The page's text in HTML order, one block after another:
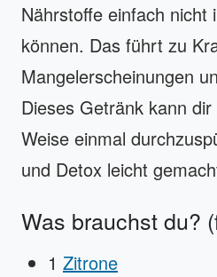
Nährstoffe einfach nicht
können. Das führt zu
Mangelerscheinungen
Dieses Getränk kann
Weise einmal
und Detox leicht
Was brauchst du?
1 Zitrone